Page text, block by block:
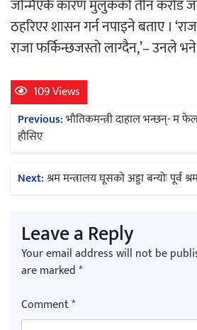
मुक्तकसङ्ग्रह
‘दुर्गा’ निर्माण गर्दै
चलचित्र ‘माया भनेकै
सार्वजनिक
जन्मिएकै कारण मुलुकको तीन करोड
ठहरिएर शासन गर्न नपाइने बताए ।
राजा फर्किन्छजस्तो लाग्दैन,’– उनले
109 Views
Post
navigation
Previous:भौतिकमन्त्री दाहाल भन्छन्- म
हौसिए
Next:श्रम मन्त्रालय घूसको अड्डा बन्योः पूर्व
Leave a Reply
Your email address will not be
are marked*
Comment*